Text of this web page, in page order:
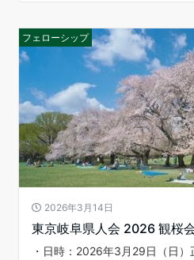
フェローシップ
2026年3月14日
東京岐阜県人会 2026 観桜
・日時：2026年3月29日（日